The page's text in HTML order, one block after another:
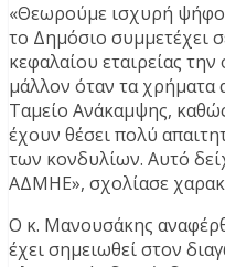
«Θεωρούμε ισχυρή ψήφο
το Δημόσιο συμμετέχει
κεφαλαίου εταιρείας
μάλλον όταν τα χρήματα
Ταμείο Ανάκαμψης,
έχουν θέσει πολύ
των κονδυλίων. Αυτό
ΑΔΜΗΕ», σχολίασε
Ο κ. Μανουσάκης
έχει σημειωθεί στον